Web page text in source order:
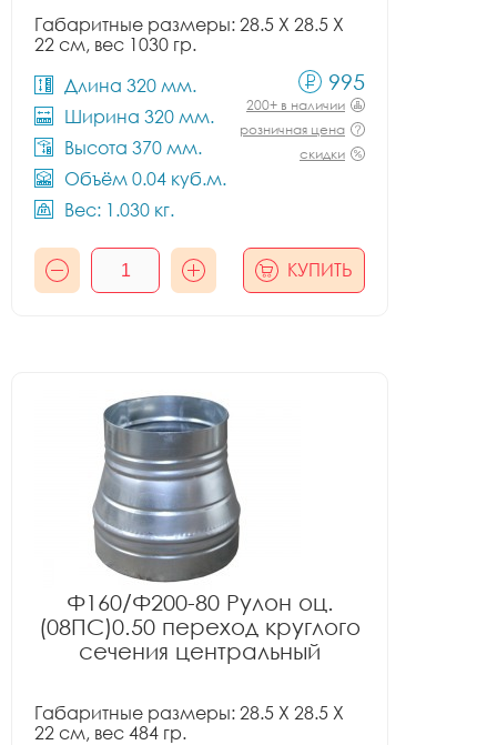
Габаритные размеры: 28.5 X 28.5 X
22 см, вес 1030 гр.
Длина 320 мм.
Ширина 320 мм.
Высота 370 мм.
Объём 0.04 куб.м.
Вес: 1.030 кг.
995
200+ в наличии
розничная цена
скидки
КУПИТЬ
Ф160/Ф200-80 Рулон оц.
(08ПС)0.50 переход круглого
сечения центральный
Габаритные размеры: 28.5 X 28.5 X
22 см, вес 484 гр.